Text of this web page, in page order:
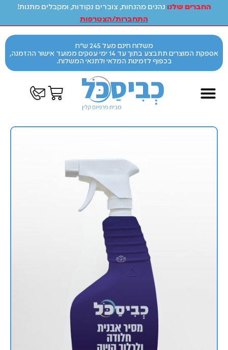
החברים שלנו נהנים מהנחות, צוברים נקודות, ומקבלים מתנות!
התחברות/הצטרפות
משלוח חינם מעל 245 ש"ח
אספקת המוצרים תתבצע בתוך עד 14 ימי עסקים ממועד אישור ההזמנה,
בכפוף לזמינות המלאי ולתנאי המשלוח.